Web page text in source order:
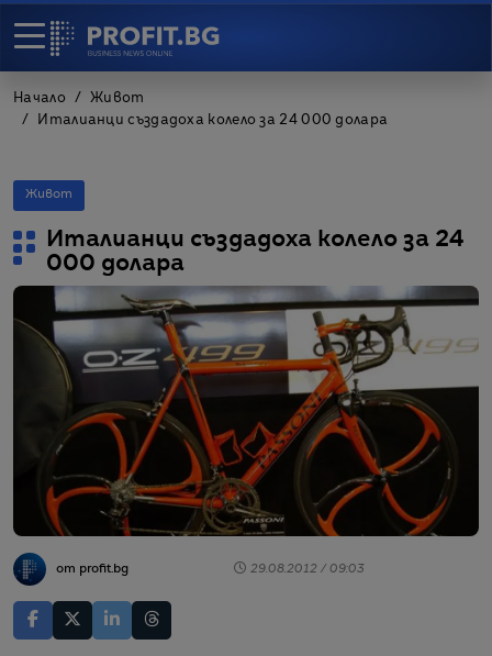
Начало
Живот
Италианци създадоха колело за 24 000 долара
Живот
Италианци създадоха колело за 24
000 долара
от profit.bg 29.08.2012 / 09:03